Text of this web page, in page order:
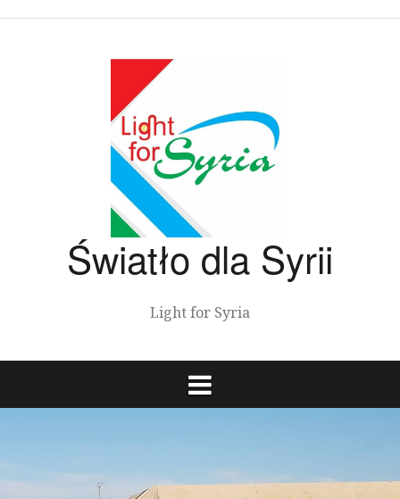
Światło dla Syrii
Light for Syria